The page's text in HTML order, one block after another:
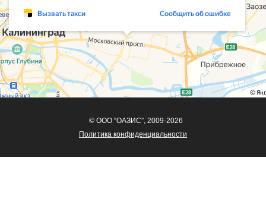
© ООО “ОАЗИС”, 2009-2026
Политика конфиденциальности